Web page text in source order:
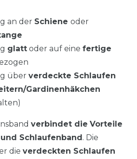
an der Schiene oder
glatt oder auf eine fertige
über verdeckte Schlaufen
Gardinenhäkchen
verbindet die Vorteile
Schlaufenband. Die
die verdeckten Schlaufen